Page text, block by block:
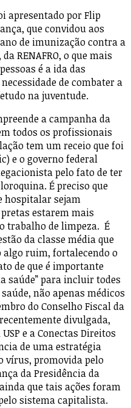
apresentado por Flip
que convidou aos
de imunização contra a
RENAFRO, o que mais
é a ida das
de combater a
na juventude.
a campanha da
todos os profissionais
tem um receio que foi
e o governo federal
pelo fato de ter
É preciso que
hospitalar sejam
estarem mais
trabalho de limpeza. É
da classe média que
algo ruim, fortalecendo o
de que é importante
saúde” para incluir todes
não apenas médicos
do Conselho Fiscal da
divulgada,
e a Conectas Direitos
de uma estratégia
vírus, promovida pelo
da Presidência da
que tais ações foram
sistema capitalista.